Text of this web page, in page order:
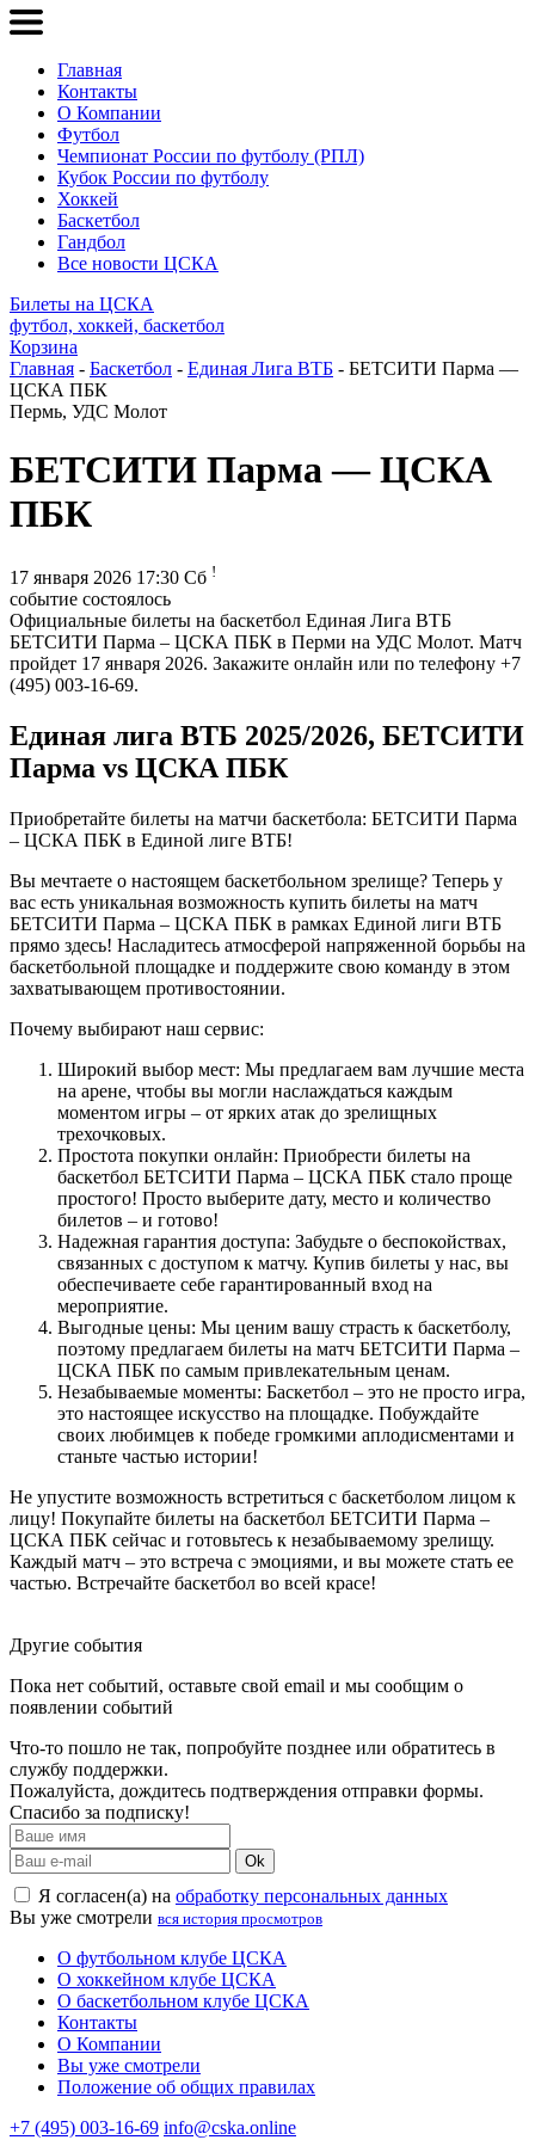
Главная
Контакты
О Компании
Футбол
Чемпионат России по футболу (РПЛ)
Кубок России по футболу
Хоккей
Баскетбол
Гандбол
Все новости ЦСКА
Билеты на ЦСКА
футбол, хоккей, баскетбол
Корзина
Главная - Баскетбол - Единая Лига ВТБ - БЕТСИТИ Парма —
ЦСКА ПБК
Пермь, УДС Молот
БЕТСИТИ Парма — ЦСКА
ПБК
17 января 2026 17:30 Сб !
событие состоялось
Официальные билеты на баскетбол Единая Лига ВТБ
БЕТСИТИ Парма – ЦСКА ПБК в Перми на УДС Молот. Матч
пройдет 17 января 2026. Закажите онлайн или по телефону +7
(495) 003-16-69.
Единая лига ВТБ 2025/2026, БЕТСИТИ
Парма vs ЦСКА ПБК
Приобретайте билеты на матчи баскетбола: БЕТСИТИ Парма
– ЦСКА ПБК в Единой лиге ВТБ!
Вы мечтаете о настоящем баскетбольном зрелище? Теперь у
вас есть уникальная возможность купить билеты на матч
БЕТСИТИ Парма – ЦСКА ПБК в рамках Единой лиги ВТБ
прямо здесь! Насладитесь атмосферой напряженной борьбы на
баскетбольной площадке и поддержите свою команду в этом
захватывающем противостоянии.
Почему выбирают наш сервис:
Широкий выбор мест: Мы предлагаем вам лучшие места
на арене, чтобы вы могли наслаждаться каждым
моментом игры – от ярких атак до зрелищных
трехочковых.
Простота покупки онлайн: Приобрести билеты на
баскетбол БЕТСИТИ Парма – ЦСКА ПБК стало проще
простого! Просто выберите дату, место и количество
билетов – и готово!
Надежная гарантия доступа: Забудьте о беспокойствах,
связанных с доступом к матчу. Купив билеты у нас, вы
обеспечиваете себе гарантированный вход на
мероприятие.
Выгодные цены: Мы ценим вашу страсть к баскетболу,
поэтому предлагаем билеты на матч БЕТСИТИ Парма –
ЦСКА ПБК по самым привлекательным ценам.
Незабываемые моменты: Баскетбол – это не просто игра,
это настоящее искусство на площадке. Побуждайте
своих любимцев к победе громкими аплодисментами и
станьте частью истории!
Не упустите возможность встретиться с баскетболом лицом к
лицу! Покупайте билеты на баскетбол БЕТСИТИ Парма –
ЦСКА ПБК сейчас и готовьтесь к незабываемому зрелищу.
Каждый матч – это встреча с эмоциями, и вы можете стать ее
частью. Встречайте баскетбол во всей красе!
Другие события
Пока нет событий, оставьте свой email и мы сообщим о
появлении событий
Что-то пошло не так, попробуйте позднее или обратитесь в
службу поддержки.
Пожалуйста, дождитесь подтверждения отправки формы.
Спасибо за подписку!
Ok
Я согласен(а) на обработку персональных данных
Вы уже смотрели вся история просмотров
О футбольном клубе ЦСКА
О хоккейном клубе ЦСКА
О баскетбольном клубе ЦСКА
Контакты
О Компании
Вы уже смотрели
Положение об общих правилах
+7 (495) 003-16-69 info@cska.online